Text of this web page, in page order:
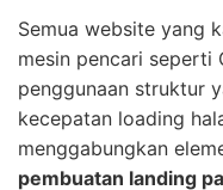
Semua website yang
mesin pencari seperti
penggunaan struktur
kecepatan loading
menggabungkan
pembuatan landing